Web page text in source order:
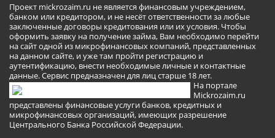
Проект mickrozaim.ru не является финансовым учреждением,
банком или кредитором, и не несёт ответственности за любые
заключенные договоры кредитования или их условия. Чтобы
оформить заявку на получение займа, Вам необходимо перейти
на сайт одной из микрофинансовых компаний, представленных
на данном сайте, и уже там пройти регистрацию и
аутентификацию, внести необходимые личные и контактные
данные. Сервис предназначен для лиц старше 18 лет.
На портале
Mickrozaim.ru
представлены финансовые услуги банков, кредитных и
микрофинансовых организаций, имеющих разрешение
Центрального Банка Российской Федерации.